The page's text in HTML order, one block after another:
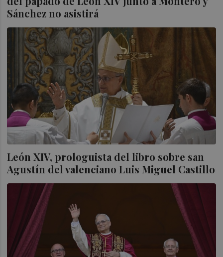
Sánchez no asistirá
León XIV, prologuista del libro sobre san
Agustín del valenciano Luis Miguel Castillo